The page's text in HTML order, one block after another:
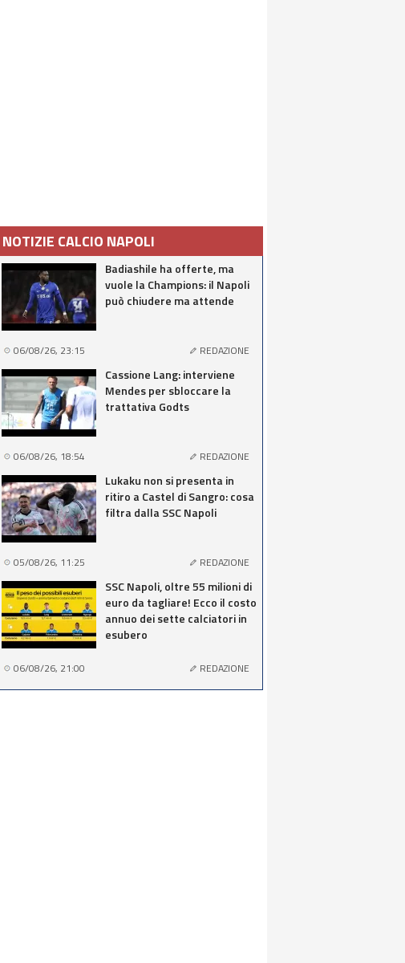
NOTIZIE CALCIO NAPOLI
Badiashile ha offerte, ma
vuole la Champions: il Napoli
può chiudere ma attende
06/08/26, 23:15 REDAZIONE
Cassione Lang: interviene
Mendes per sbloccare la
trattativa Godts
06/08/26, 18:54 REDAZIONE
Lukaku non si presenta in
ritiro a Castel di Sangro: cosa
filtra dalla SSC Napoli
05/08/26, 11:25 REDAZIONE
SSC Napoli, oltre 55 milioni di
euro da tagliare! Ecco il costo
annuo dei sette calciatori in
esubero
06/08/26, 21:00 REDAZIONE